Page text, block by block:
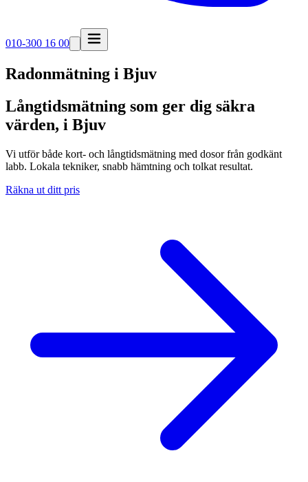
010-300 16 00
Radonmätning i Bjuv
Långtidsmätning som ger dig säkra
värden, i Bjuv
Vi utför både kort- och långtidsmätning med dosor från godkänt
labb. Lokala tekniker, snabb hämtning och tolkat resultat.
Räkna ut ditt pris